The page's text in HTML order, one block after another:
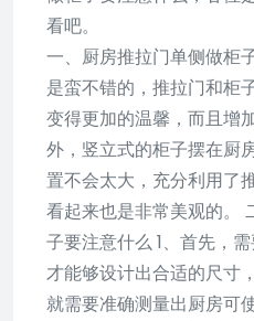
看吧。
一、厨房推拉门单侧做柜
是蛮不错的，推拉门和柜
变得更加的温馨，而且增
外，竖立式的柜子摆在厨
置不会太大，充分利用了
看起来也是非常美观的。
子要注意什么 1、首先，
才能够设计出合适的尺寸
就需要准确测量出厨房可